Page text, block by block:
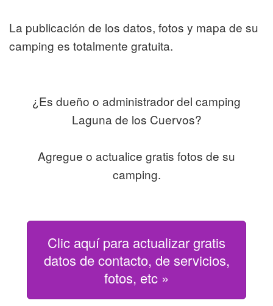
La publicación de los datos, fotos y mapa de su
camping es totalmente gratuita.
¿Es dueño o administrador del camping
Laguna de los Cuervos?
Agregue o actualice gratis fotos de su
camping.
Clic aquí para actualizar gratis
datos de contacto, de servicios,
fotos, etc »